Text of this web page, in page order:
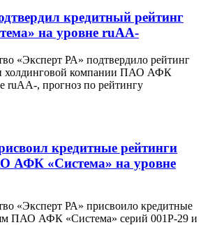
кредитный рейтинг
на уровне ruAA-
«Эксперт РА» подтвердило рейтинг
холдинговой компании ПАО АФК
ruAA-, прогноз по рейтингу
кредитные рейтинги
АФК «Система» на уровне
«Эксперт РА» присвоило кредитные
ПАО АФК «Система» серий 001P-29 и